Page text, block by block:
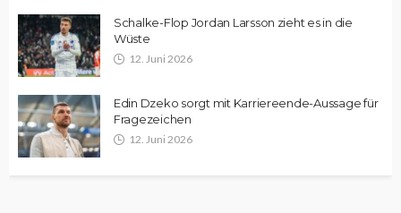
Schalke-Flop Jordan Larsson zieht es in die
Wüste
12. Juni 2026
Edin Dzeko sorgt mit Karriereende-Aussage für
Fragezeichen
12. Juni 2026